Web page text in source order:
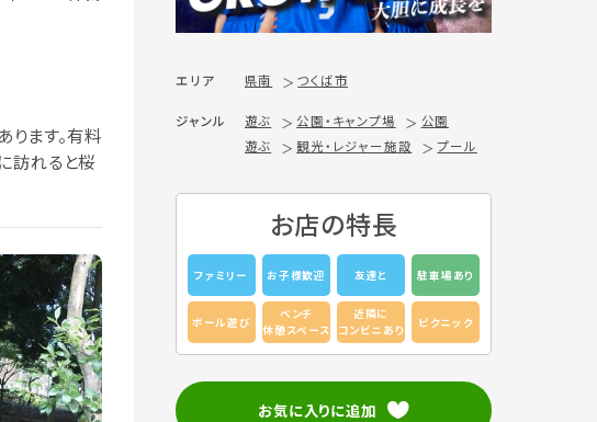
ます。有料
訪れると桜
エリア 県南 つくば市
ジャンル 遊ぶ 公園・キャンプ場
公園
遊ぶ
観光・レジャー施設 プール
お店の特長
ファミリー お子様歓迎 友達と 駐車場あり
ボール遊び
ベンチ
休憩スペース
近隣に
コンビニあり
ピクニック
お気に入りに追加